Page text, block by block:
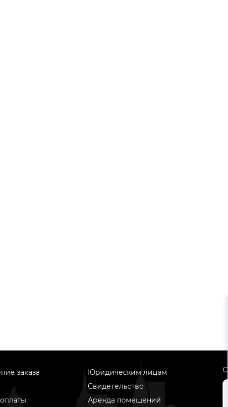
заказа
Юридическим лицам
Свидетельство
Аренда помещений